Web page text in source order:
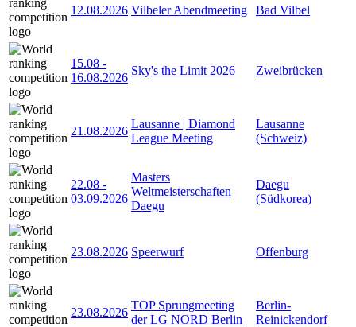
12.08.2026 Vilbeler Abendmeeting Bad Vilbel
15.08 -
16.08.2026
Sky's the Limit 2026 Zweibrücken
21.08.2026
Lausanne | Diamond
League Meeting
Lausanne
(Schweiz)
22.08 -
03.09.2026
Masters
Weltmeisterschaften
Daegu
Daegu
(Südkorea)
23.08.2026 Speerwurf Offenburg
23.08.2026
TOP Sprungmeeting
der LG NORD Berlin
Berlin-
Reinickendorf